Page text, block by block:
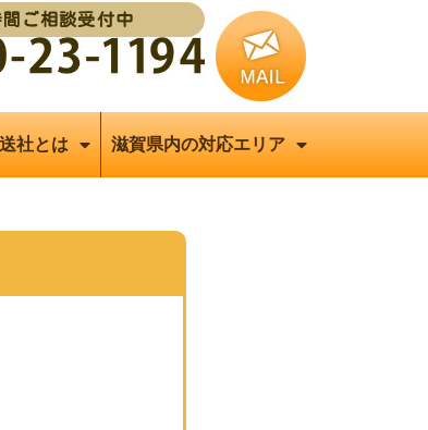
ご相談受付中
社とは 滋賀県内の対応エリア